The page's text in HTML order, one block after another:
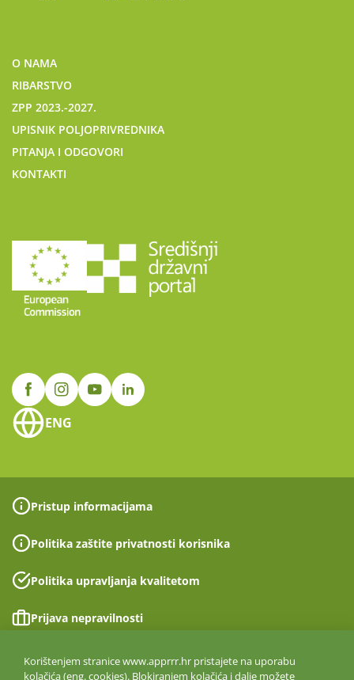
O NAMA
RIBARSTVO
ZPP 2023.-2027.
UPISNIK POLJOPRIVREDNIKA
PITANJA I ODGOVORI
KONTAKTI
ENG
Pristup informacijama
Politika zaštite privatnosti korisnika
Politika upravljanja kvalitetom
Prijava nepravilnosti
Izjava o pristupačnosti
Korištenjem stranice www.apprrr.hr pristajete na uporabu
kolačića (eng. cookies). Blokiranjem kolačića i dalje možete